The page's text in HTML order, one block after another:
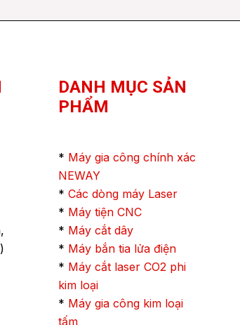
DANH MỤC SẢN
PHẨM
* Máy gia công chính xác
NEWAY
* Các dòng máy Laser
* Máy tiện CNC
* Máy cắt dây
* Máy bắn tia lửa điện
* Máy cắt laser CO2 phi
kim loại
* Máy gia công kim loại
tấm